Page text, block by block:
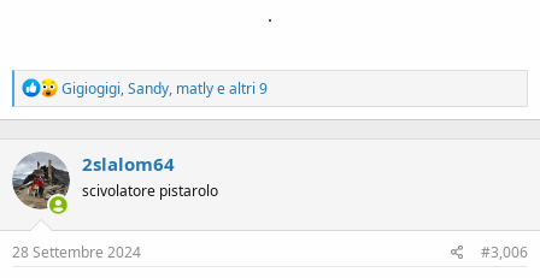
.
R
e
a
t
i
o
n
:
Gigiogigi,Sandy, matlye altri 9
2slalom64
scivolatore pistarolo
28 Settembre 2024 #3,006